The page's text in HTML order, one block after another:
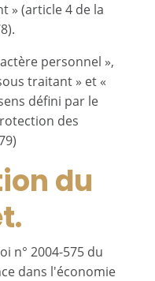
» (article 4 de la
personnel »,
traitant » et «
défini par le
des
du
n° 2004-575 du
dans l'économie